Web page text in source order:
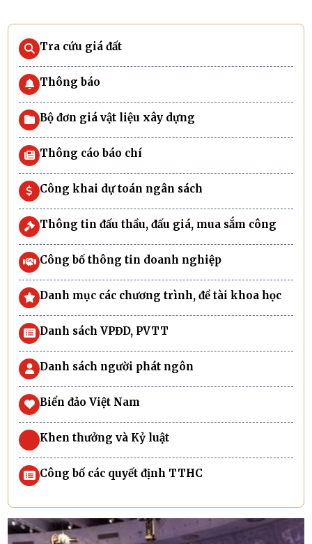
Tra cứu giá đất
Thông báo
Bộ đơn giá vật liệu xây dựng
Thông cáo báo chí
Công khai dự toán ngân sách
Thông tin đấu thầu, đấu giá, mua sắm công
Công bố thông tin doanh nghiệp
Danh mục các chương trình, đề tài khoa học
Danh sách VPĐD, PVTT
Danh sách người phát ngôn
Biển đảo Việt Nam
Khen thưởng và Kỷ luật
Công bố các quyết định TTHC